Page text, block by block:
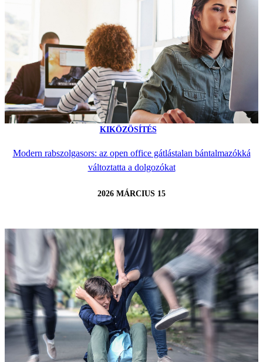
KIKÖZÖSÍTÉS
Modern rabszolgasors: az open office gátlástalan bántalmazókká
változtatta a dolgozókat
2026 MÁRCIUS 15